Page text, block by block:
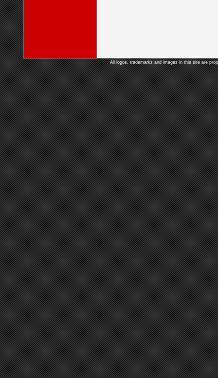
All logos, trademarks and images in this site are